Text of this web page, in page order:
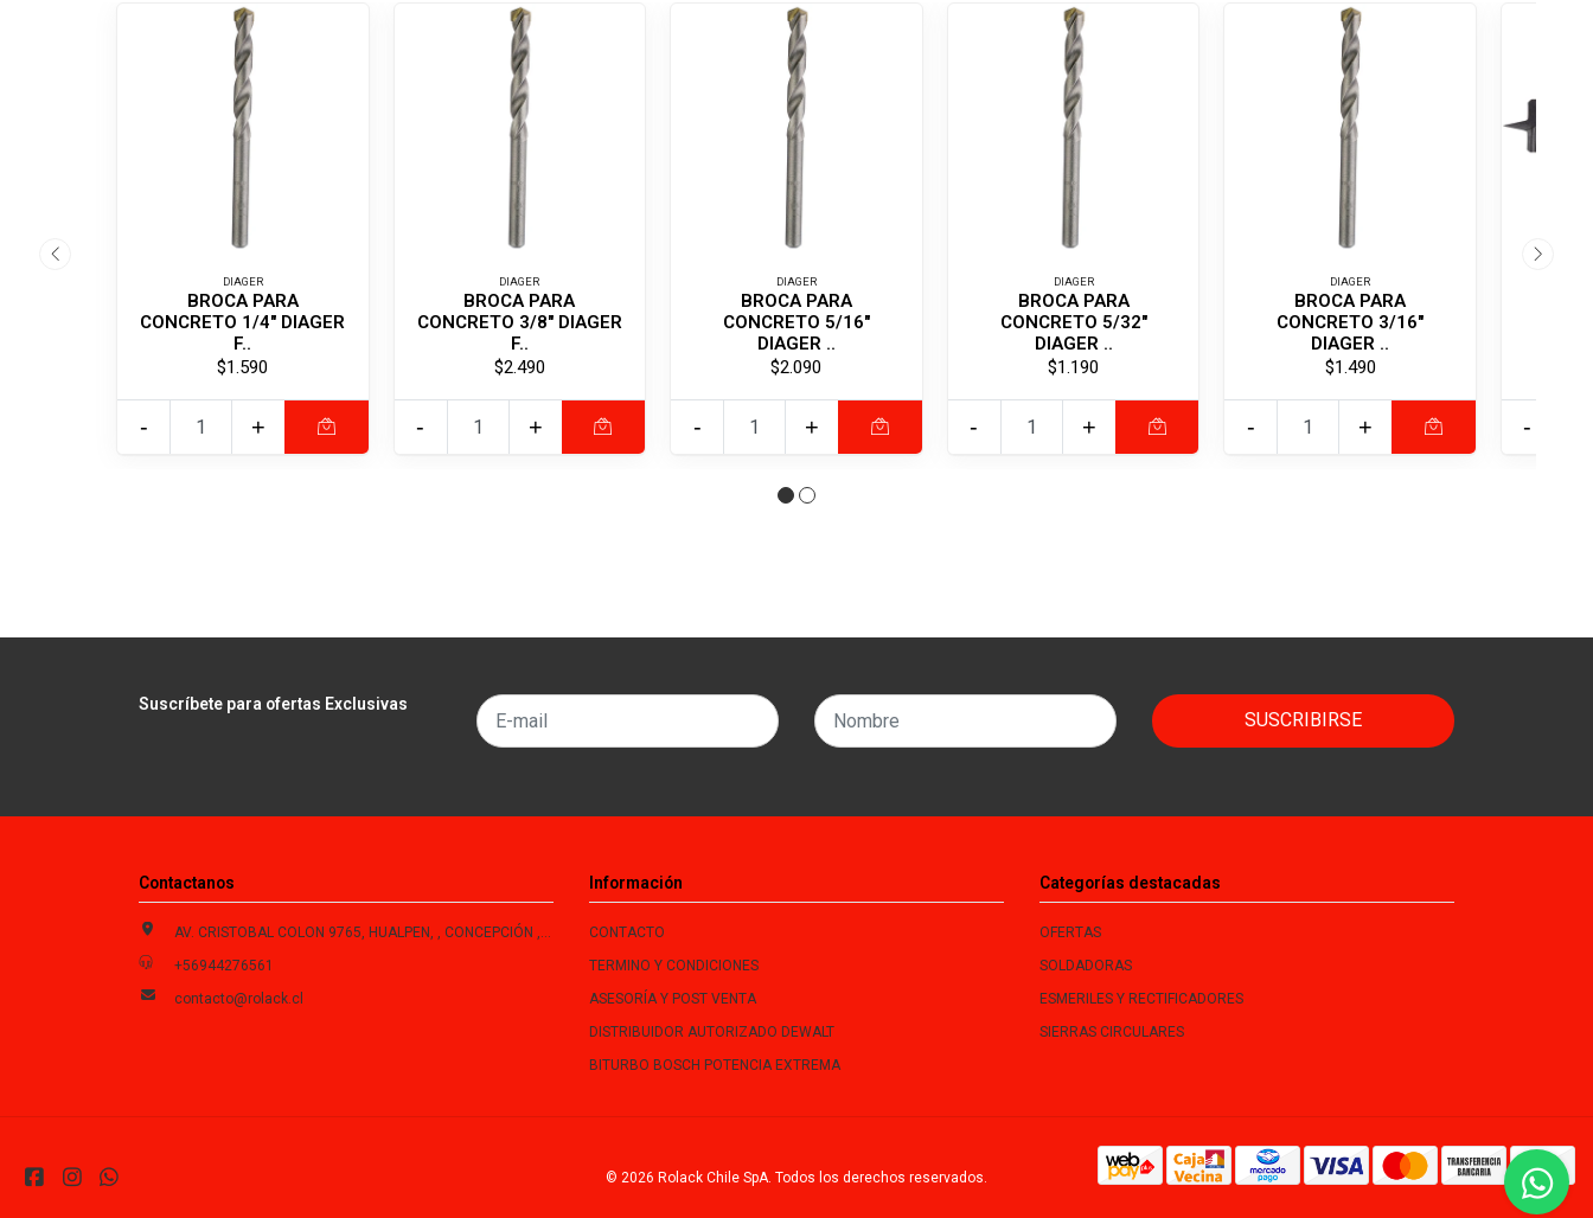
DIAGER
BROCA PARA
CONCRETO 1/4" DIAGER
F..
$1.590
+
-
DIAGER
BROCA PARA
CONCRETO 3/8" DIAGER
F..
$2.490
+
-
DIAGER
BROCA PARA
CONCRETO 5/16"
DIAGER ..
$2.090
+
-
DIAGER
BROCA PARA
CONCRETO 5/32"
DIAGER ..
$1.190
+
-
DIAGER
BROCA PARA
CONCRETO 3/16"
DIAGER ..
$1.490
+
- -
Suscríbete para ofertas Exclusivas
SUSCRIBIRSE
Contactanos
AV. CRISTOBAL COLON 9765, HUALPEN, , CONCEPCIÓN , Biobío, Chile
+56944276561
contacto@rolack.cl
Información
CONTACTO
TERMINO Y CONDICIONES
ASESORÍA Y POST VENTA
DISTRIBUIDOR AUTORIZADO DEWALT
BITURBO BOSCH POTENCIA EXTREMA
Categorías destacadas
OFERTAS
SOLDADORAS
ESMERILES Y RECTIFICADORES
SIERRAS CIRCULARES
© 2026 Rolack Chile SpA. Todos los derechos reservados.